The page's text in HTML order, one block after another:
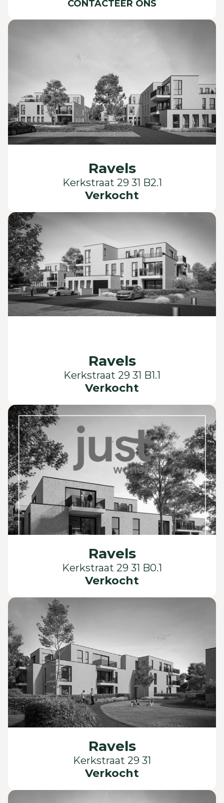
CONTACTEER ONS
Verkocht
Ravels
Kerkstraat 29 31 B2.1
Verkocht
Ravels
Kerkstraat 29 31 B1.1
Verkocht
Ravels
Kerkstraat 29 31 B0.1
Verkocht
Ravels
Kerkstraat 29 31